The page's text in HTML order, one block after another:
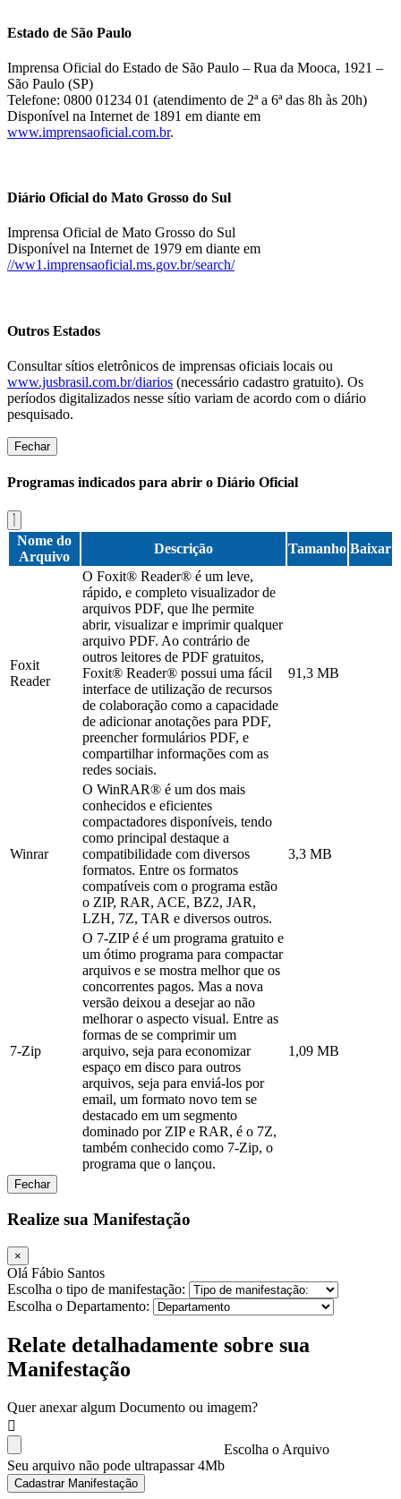
Estado de São Paulo
Imprensa Oficial do Estado de São Paulo – Rua da Mooca, 1921 –
São Paulo (SP)
Telefone: 0800 01234 01 (atendimento de 2ª a 6ª das 8h às 20h)
Disponível na Internet de 1891 em diante em
www.imprensaoficial.com.br.
Diário Oficial do Mato Grosso do Sul
Imprensa Oficial de Mato Grosso do Sul
Disponível na Internet de 1979 em diante em
//ww1.imprensaoficial.ms.gov.br/search/
Outros Estados
Consultar sítios eletrônicos de imprensas oficiais locais ou
www.jusbrasil.com.br/diarios (necessário cadastro gratuito). Os
períodos digitalizados nesse sítio variam de acordo com o diário
pesquisado.
Fechar
Programas indicados para abrir o Diário Oficial
Nome do
Arquivo
Descrição Tamanho Baixar
Foxit
Reader
O Foxit® Reader® é um leve,
rápido, e completo visualizador de
arquivos PDF, que lhe permite
abrir, visualizar e imprimir qualquer
arquivo PDF. Ao contrário de
outros leitores de PDF gratuitos,
Foxit® Reader® possui uma fácil
interface de utilização de recursos
de colaboração como a capacidade
de adicionar anotações para PDF,
preencher formulários PDF, e
compartilhar informações com as
redes sociais.
91,3 MB
Winrar
O WinRAR® é um dos mais
conhecidos e eficientes
compactadores disponíveis, tendo
como principal destaque a
compatibilidade com diversos
formatos. Entre os formatos
compatíveis com o programa estão
o ZIP, RAR, ACE, BZ2, JAR,
LZH, 7Z, TAR e diversos outros.
3,3 MB
7-Zip
O 7-ZIP é é um programa gratuito e
um ótimo programa para compactar
arquivos e se mostra melhor que os
concorrentes pagos. Mas a nova
versão deixou a desejar ao não
melhorar o aspecto visual. Entre as
formas de se comprimir um
arquivo, seja para economizar
espaço em disco para outros
arquivos, seja para enviá-los por
email, um formato novo tem se
destacado em um segmento
dominado por ZIP e RAR, é o 7Z,
também conhecido como 7-Zip, o
programa que o lançou.
1,09 MB
Fechar
Realize sua Manifestação
×
Olá Fábio Santos
Escolha o tipo de manifestação:
Escolha o Departamento:
Relate detalhadamente sobre sua
Manifestação
Quer anexar algum Documento ou imagem?
Escolha o Arquivo
Seu arquivo não pode ultrapassar 4Mb
Cadastrar Manifestação